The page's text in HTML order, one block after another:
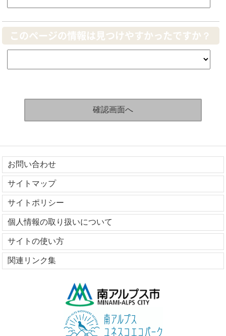
このページの情報は見つけやすかったですか？
お問い合わせ
サイトマップ
サイトポリシー
個人情報の取り扱いについて
サイトの使い方
関連リンク集